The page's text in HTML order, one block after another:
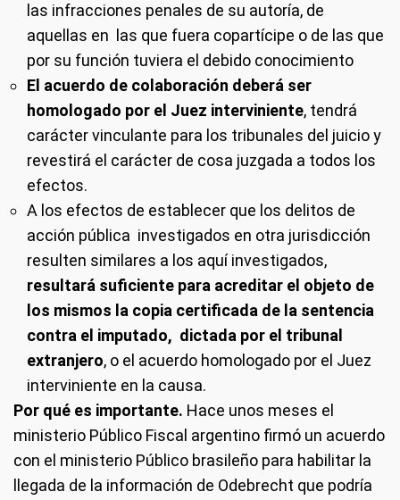
las infracciones penales de su autoría, de
aquellas en las que fuera copartícipe o de las que
por su función tuviera el debido conocimiento
El acuerdo de colaboración deberá ser
homologado por el Juez interviniente, tendrá
carácter vinculante para los tribunales del juicio y
revestirá el carácter de cosa juzgada a todos los
efectos.
A los efectos de establecer que los delitos de
acción pública investigados en otra jurisdicción
resulten similares a los aquí investigados,
resultará suficiente para acreditar el objeto de
los mismos la copia certificada de la sentencia
contra el imputado, dictada por el tribunal
extranjero, o el acuerdo homologado por el Juez
interviniente en la causa.
Por qué es importante. Hace unos meses el
ministerio Público Fiscal argentino firmó un acuerdo
con el ministerio Público brasileño para habilitar la
llegada de la información de Odebrecht que podría